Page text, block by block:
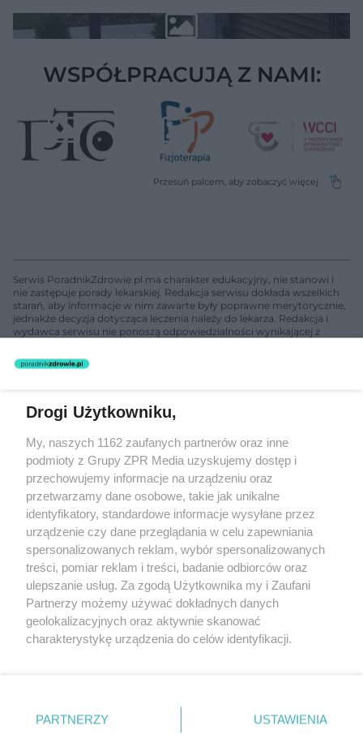
WSPÓŁPRACUJĄ Z NAMI:
Serwis PoradnikZdrowie.pl ma charakter edukacyjny, nie stanowi i
nie zastępuje porady lekarskiej. Redakcja serwisu dokłada wszelkich
starań, aby informacje w nim zawarte były poprawne merytorycznie,
jednakże decyzja dotycząca leczenia należy do lekarza. Redakcja i
wydawca serwisu nie ponoszą odpowiedzialności wynikającej z
nie prowadzi działalności leczniczej polegającej na udzielaniu
świadczeń zdrowotnych w rozumieniu art. 3 ust 1 ustawy o
Żaden utwór zamieszczony w serwisie nie może być powielany i
rozpowszechniany lub dalej rozpowszechniany w jakikolwiek sposób
(w tym także elektroniczny lub mechaniczny) na jakimkolwiek polu
eksploatacji w jakiejkolwiek formie, włącznie z umieszczaniem w
Internecie bez pisemnej zgody właściciela praw. Jakiekolwiek użycie
lub wykorzystanie utworów w całości lub w części z naruszeniem
prawa, tzn. bez właściwej zgody, jest zabronione pod groźbą kary i
może być ścigane prawnie.
O nas
Nasze serwisy
Drogi Użytkowniku,
My, naszych 1162 zaufanych partnerów oraz inne
podmioty z Grupy ZPR Media uzyskujemy dostęp i
przechowujemy informacje na urządzeniu oraz
przetwarzamy dane osobowe, takie jak unikalne
identyfikatory, standardowe informacje wysyłane przez
urządzenie czy dane przeglądania w celu zapewniania
spersonalizowanych reklam, wybór spersonalizowanych
treści, pomiar reklam i treści, badanie odbiorców oraz
ulepszanie usług. Za zgodą Użytkownika my i Zaufani
Partnerzy możemy używać dokładnych danych
geolokalizacyjnych oraz aktywnie skanować
charakterystykę urządzenia do celów identyfikacji.
zmienić/wycofać klikając przycisk ustawień prywatności
znajdujący się w lewym dolnym rogu strony
PARTNERZY USTAWIENIA